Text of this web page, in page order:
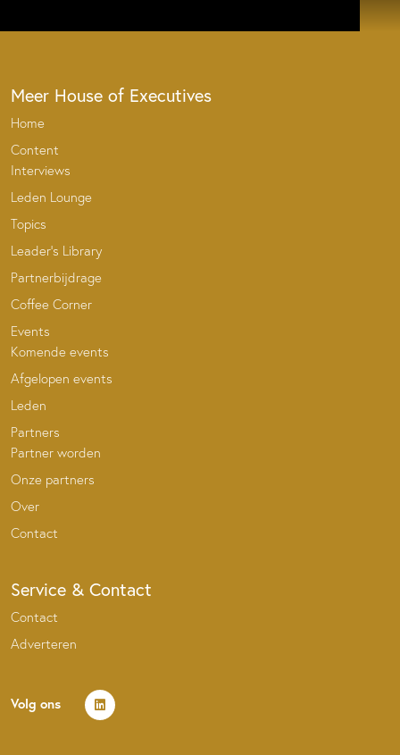
Meer House of Executives
Home
Content
Interviews
Leden Lounge
Topics
Leader’s Library
Partnerbijdrage
Coffee Corner
Events
Komende events
Afgelopen events
Leden
Partners
Partner worden
Onze partners
Over
Contact
Service & Contact
Contact
Adverteren
Volg ons